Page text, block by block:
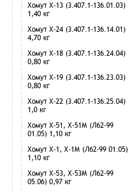
Хомут Х-13 (3.407.1-136.01.03)
1,40 кг
Хомут Х-24 (3.407.1-136.14.01)
4,70 кг
Хомут Х-18 (3.407.1-136.24.04)
0,80 кг
Хомут Х-19 (3.407.1-136.23.03)
0,80 кг
Хомут Х-22 (3.407.1-136.25.04)
1,0 кг
Хомут Х-51, Х-51М (Л62-99
01.05) 1,10 кг
Хомут Х-1, Х-1М (Л62-99 01.05)
1,10 кг
Хомут Х-53, Х-53М (Л62-99
05.06) 0,97 кг